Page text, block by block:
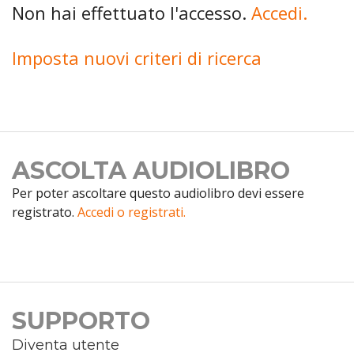
Non hai effettuato l'accesso. Accedi.
Imposta nuovi criteri di ricerca
ASCOLTA AUDIOLIBRO
Per poter ascoltare questo audiolibro devi essere
registrato. Accedi o registrati.
SUPPORTO
Diventa utente